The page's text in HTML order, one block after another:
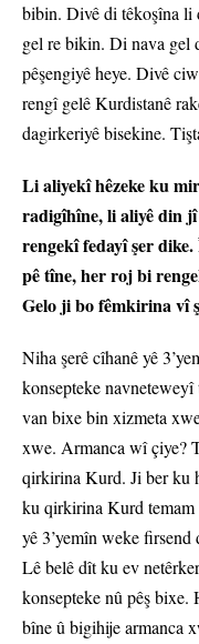
bibin. Divê di têkoşîna li
gel re bikin. Di nava gel
pêşengiyê heye. Divê
rengî gelê Kurdistanê
dagirkeriyê bisekine.
Li aliyekî hêzeke ku
radigîhîne, li aliyê din
rengekî fedayî şer
pê tîne, her roj bi
Gelo ji bo fêmkirina vî
Niha şerê cîhanê yê
konsepteke
van bixe bin xizmeta
xwe. Armanca wî çiye?
qirkirina Kurd. Ji ber ku
ku qirkirina Kurd
yê 3’yemîn weke
Lê belê dît ku ev
konsepteke nû pêş
bîne û bigihije armanca